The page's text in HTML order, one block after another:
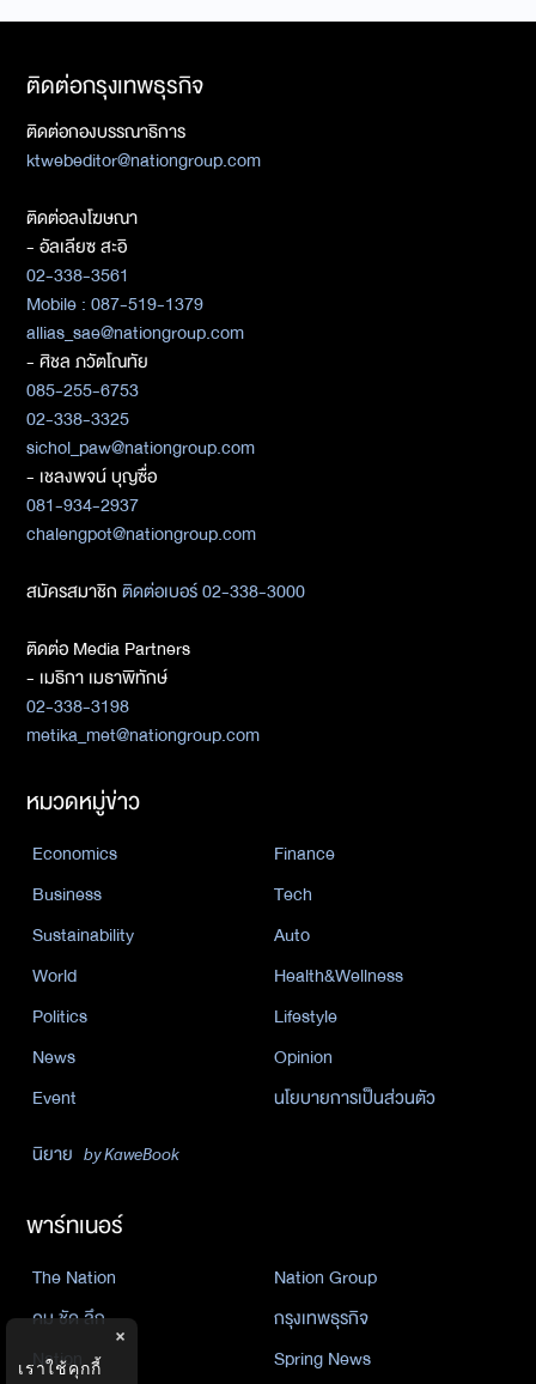
ติดต่อกรุงเทพธุรกิจ
ติดต่อกองบรรณาธิการ
ktwebeditor@nationgroup.com
ติดต่อลงโฆษณา
- อัลเลียซ สะอิ
02-338-3561
Mobile : 087-519-1379
allias_sae@nationgroup.com
- ศิชล ภวัตโณทัย
085-255-6753
02-338-3325
sichol_paw@nationgroup.com
- เชลงพจน์ บุญซื่อ
081-934-2937
chalengpot@nationgroup.com
สมัครสมาชิกติดต่อเบอร์ 02-338-3000
ติดต่อ Media Partners
- เมธิกา เมธาพิทักษ์
02-338-3198
metika_met@nationgroup.com
หมวดหมู่ข่าว
Economics
Finance
Business
Tech
Sustainability
Auto
World
Health&Wellness
Politics
Lifestyle
News
Opinion
Event
นโยบายการเป็นส่วนตัว
นิยาย by KaweBook
พาร์ทเนอร์
The Nation
Nation Group
คม ชัด ลึก
กรุงเทพธุรกิจ
Nation
Spring News
×
เราใช้คุกกี้